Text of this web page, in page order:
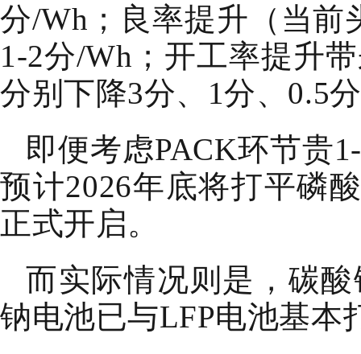
分/Wh；良率提升（当前
1-2分/Wh；开工率提升
分别下降3分、1分、0.5
即便考虑PACK环节贵
预计2026年底将打平磷
正式开启。
而实际情况则是，碳
钠电池已与LFP电池基本